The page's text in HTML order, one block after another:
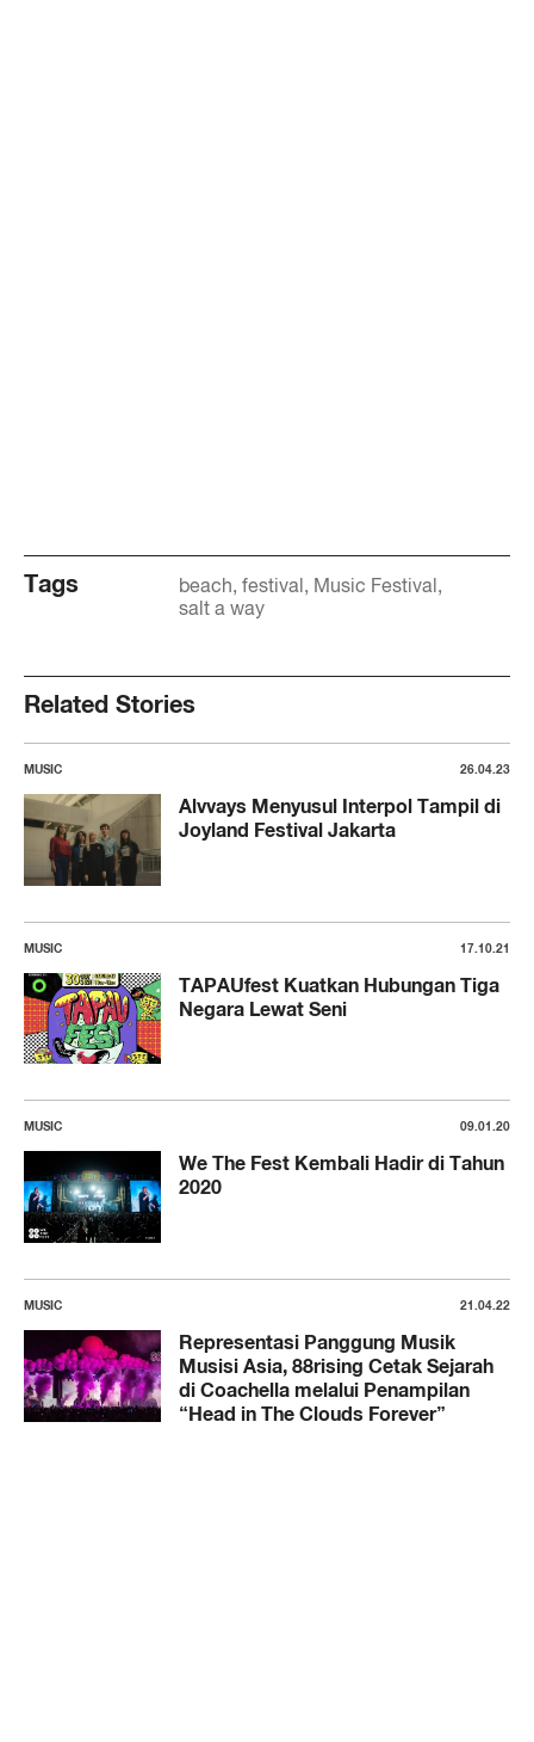
Tags beach festival Music Festival
salt a way
Related Stories
MUSIC 26.04.23
Alvvays Menyusul Interpol Tampil di
Joyland Festival Jakarta
MUSIC 17.10.21
TAPAUfest Kuatkan Hubungan Tiga
Negara Lewat Seni
MUSIC 09.01.20
We The Fest Kembali Hadir di Tahun
2020
MUSIC 21.04.22
Representasi Panggung Musik
Musisi Asia, 88rising Cetak Sejarah
di Coachella melalui Penampilan
“Head in The Clouds Forever”